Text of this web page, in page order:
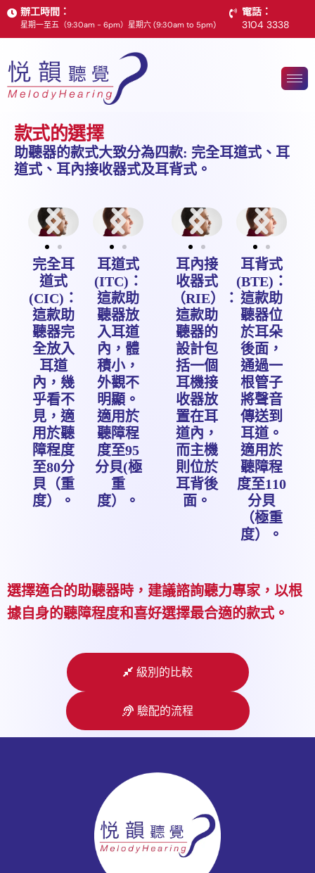
辦工時間：
星期一至五（9:30am - 6pm）星期六 (9:30am to 5pm)
電話：
3104 3338
款式的選擇
助聽器的款式大致分為四款: 完全耳道式、耳
道式、耳內接收器式及耳背式。
完全耳
道式
(CIC)：
這款助
聽器完
全放入
耳道
內，幾
乎看不
見，適
用於聽
障程度
至80分
貝（重
度）。
耳道式
(ITC)：
這款助
聽器放
入耳道
內，體
積小，
外觀不
明顯。
適用於
聽障程
度至95
分貝(極
重
度）。
耳內接
收器式
（RIE）：
這款助
聽器的
設計包
括一個
耳機接
收器放
置在耳
道內，
而主機
則位於
耳背後
面。
耳背式
(BTE)：
這款助
聽器位
於耳朵
後面，
通過一
根管子
將聲音
傳送到
耳道。
適用於
聽障程
度至110
分貝
（極重
度）。
選擇適合的助聽器時，建議諮詢聽力專家，以根
據自身的聽障程度和喜好選擇最合適的款式。
級別的比較
驗配的流程